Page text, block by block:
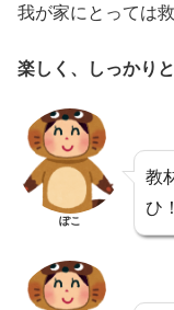
我が家にとっては
楽しく、しっかり
ぽこ
教
ひ